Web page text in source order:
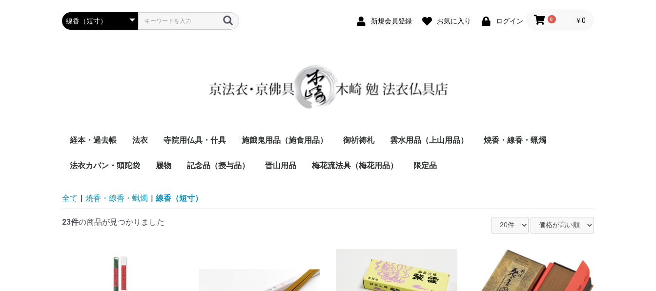
新規会員登録 お気に入り ログイン 0 ￥0
経本・過去帳
経本
過去帳
法衣
金襴袈裟（九条袈裟） 合冬向き
夏向き
刺繍・金彩入り袈裟
絡子 尺絡子 秋冬春向
春夏秋向
夏向
九寸絡子 秋冬春向
春夏秋向
夏向
小絡子 寺族用
子供用
絡子環
七条袈裟（無地） 正絹 冬向
春秋向
夏向
化学繊維 秋冬春向
春夏秋向
夏向
大衣 正絹 冬向
春秋向
夏向
化学繊維 秋冬春向
春夏秋向
夏向
恩衣（導具衣） 冬向
春秋向
夏向
中衣 正絹 冬向
春秋向
夏向
化学繊維 秋冬春向
春夏秋向
夏向
改良服 既製品・黒 秋冬春向
春夏秋向
夏向
別誂品・黒 冬向
春秋向
夏向
長作務衣
着物 白衣 冬向
秋冬春向
春夏秋向
夏向
色着物 冬向
秋冬春向
春夏秋向
夏向
半襦袢・法衣下着 半襦袢 冬向
四季向
夏向
さばき
足袋・ベッス ベッス
足袋
法衣小物 腰ひも
マジック帯
手巾
作務衣 秋冬春向
春夏秋向
夏向
寺院用仏具・什具
花皿・柄香炉・散華
中央香台・焼香机
五具足・香炉 大香炉
五具足
三具足
香炉
花立
火立
木魚・鏧子（けいす） 木魚
鏧子
印鏧
木魚鏧子ふとん
鏧子バイ・木魚バイ
香炉・香合 香炉・香合
角香炉
柄香炉
三宝・仏前応量器・献
献茶湯器・献菓子器 献菓子器
献茶湯器
三宝
仏前応量器
刷匙箸
香台掛
座褥・拝敷 座褥
拝敷 半畳敷
一畳敷
曲録掛
曲録布団
曲録
払子・笏 笏
払子 通常サイズ
携帯サイズ
伴天（半纏）
両序牌（単牌）
萬納台
摩尼車
賽銭箱
寄附額
和照明
新型掲示板（屋外用）
手桶
幟（のぼり） 幟（のぼり）
筆・墨・墨汁・紙製品 墨汁
塔婆筆
お手入れ用品 灰ならし（灰心） 6点組
9点組
お寺接客机・お寺接客
施餓鬼用品（施食用品） 御祈祷札
御祈祷札
回向之證
雲水用品（上山用品） 焼香・線香・蝋燭
法衣カバン・頭陀袋 履物 記念品（授与品） 晋山用品 梅花流法具（梅花用品） 限定品
全て | 焼香・線香・蝋燭 | 線香（短寸）
23件の商品が見つかりました